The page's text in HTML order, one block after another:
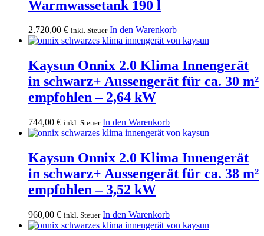
Warmwassetank 190 l
2.720,00 € inkl. Steuer In den Warenkorb
Kaysun Onnix 2.0 Klima Innengerät
in schwarz+ Aussengerät für ca. 30 m²
empfohlen – 2,64 kW
744,00 € inkl. Steuer In den Warenkorb
Kaysun Onnix 2.0 Klima Innengerät
in schwarz+ Aussengerät für ca. 38 m²
empfohlen – 3,52 kW
960,00 € inkl. Steuer In den Warenkorb